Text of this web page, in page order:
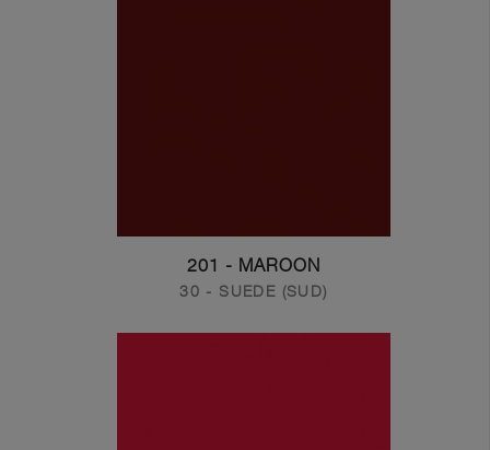
201 - MAROON
30 - SUEDE (SUD)